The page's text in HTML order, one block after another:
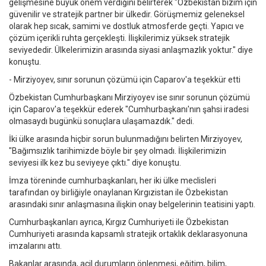
gelişmesine büyük önem verdiğini belirterek "Özbekistan bizim için
güvenilir ve stratejik partner bir ülkedir. Görüşmemiz geleneksel
olarak hep sıcak, samimi ve dostluk atmosferde geçti. Yapıcı ve
çözüm içerikli ruhta gerçekleşti. İlişkilerimiz yüksek stratejik
seviyededir. Ülkelerimizin arasında siyasi anlaşmazlık yoktur." diye
konuştu.
- Mirziyoyev, sınır sorunun çözümü için Caparov'a teşekkür etti
Özbekistan Cumhurbaşkanı Mirziyoyev ise sınır sorunun çözümü
için Caparov'a teşekkür ederek "Cumhurbaşkanı'nın şahsi iradesi
olmasaydı bugünkü sonuçlara ulaşamazdık." dedi.
İki ülke arasında hiçbir sorun bulunmadığını belirten Mirziyoyev,
"Bağımsızlık tarihimizde böyle bir şey olmadı. İlişkilerimizin
seviyesi ilk kez bu seviyeye çıktı." diye konuştu.
İmza töreninde cumhurbaşkanları, her iki ülke meclisleri
tarafından oy birliğiyle onaylanan Kırgızistan ile Özbekistan
arasındaki sınır anlaşmasına ilişkin onay belgelerinin teatisini yaptı.
Cumhurbaşkanları ayrıca, Kırgız Cumhuriyeti ile Özbekistan
Cumhuriyeti arasında kapsamlı stratejik ortaklık deklarasyonuna
imzalarını attı.
Bakanlar arasında, acil durumların önlenmesi, eğitim, bilim,